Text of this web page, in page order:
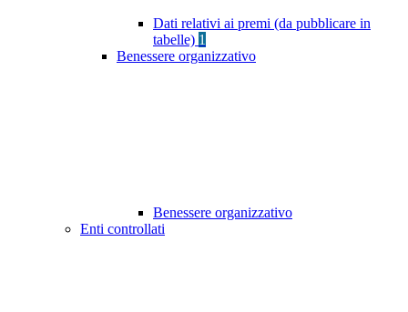
Dati relativi ai premi (da pubblicare in
tabelle) 1
Benessere organizzativo
Benessere organizzativo
Enti controllati